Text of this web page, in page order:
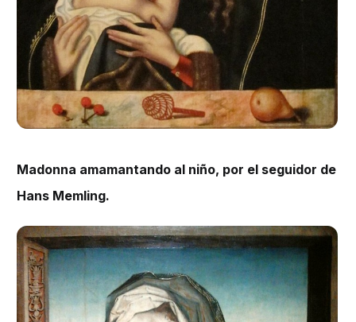
Madonna amamantando al niño, por el seguidor de
Hans Memling.